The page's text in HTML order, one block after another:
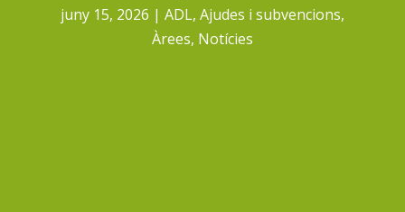
juny 15, 2026 ADL, Ajudes i subvencions,
Àrees, Notícies